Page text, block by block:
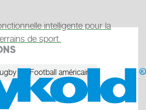
intelligente pour la
de sport.
Football américain